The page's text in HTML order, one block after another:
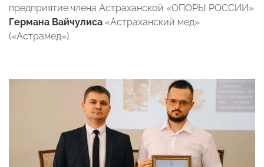
предприятие члена Астраханской «ОПОРЫ РОССИИ»
Германа Вайчулиса «Астраханский мед»
(«Астрамед»).